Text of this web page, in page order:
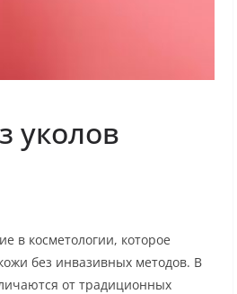
уколов
в косметологии, которое
без инвазивных методов. В
от традиционных